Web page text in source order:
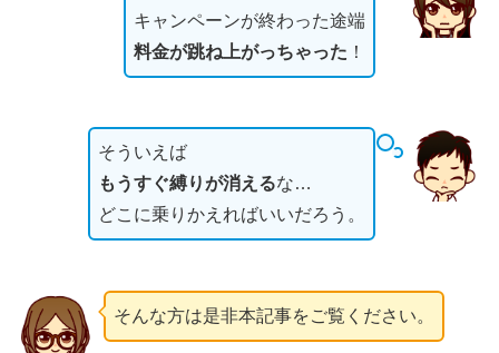
キャンペーンが終わった途端
料金が跳ね上がっちゃった ！
そういえば
もうすぐ縛りが消えるな…
どこに乗りかえればいいだろう。
そんな方は是非本記事をご覧ください。